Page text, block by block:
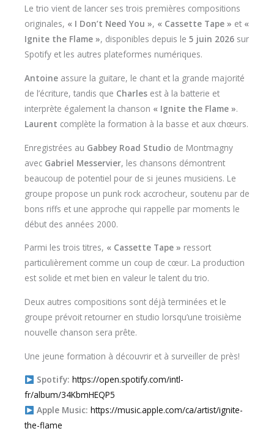
Le trio vient de lancer ses trois premières compositions
originales, « I Don’t Need You », « Cassette Tape » et «
Ignite the Flame », disponibles depuis le 5 juin 2026 sur
Spotify et les autres plateformes numériques.
Antoine assure la guitare, le chant et la grande majorité
de l’écriture, tandis que Charles est à la batterie et
interprète également la chanson « Ignite the Flame ».
Laurent complète la formation à la basse et aux chœurs.
Enregistrées au Gabbey Road Studio de Montmagny
avec Gabriel Messervier, les chansons démontrent
beaucoup de potentiel pour de si jeunes musiciens. Le
groupe propose un punk rock accrocheur, soutenu par de
bons riffs et une approche qui rappelle par moments le
début des années 2000.
Parmi les trois titres, « Cassette Tape » ressort
particulièrement comme un coup de cœur. La production
est solide et met bien en valeur le talent du trio.
Deux autres compositions sont déjà terminées et le
groupe prévoit retourner en studio lorsqu’une troisième
nouvelle chanson sera prête.
Une jeune formation à découvrir et à surveiller de près!
Spotify: https://open.spotify.com/intl-
fr/album/34KbmHEQP5
Apple Music: https://music.apple.com/ca/artist/ignite-
the-flame